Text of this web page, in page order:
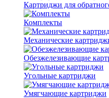
Картриджи для
Комплекты
Механические
Обезжелезивающие
Угольные картриджи
Умягчающие картриджи